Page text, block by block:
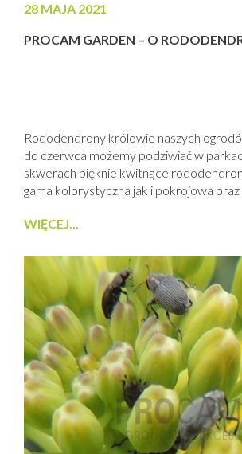
28 MAJA 2021
PROCAM GARDEN – O
Rododendrony królowie naszych
do czerwca możemy podziwiać w
skwerach pięknie kwitnące
gama kolorystyczna jak i pokrojowa oraz
popularnych roślin ozdobnych.
roślin. Rododendrony świetnie
naszego klimatu i bardzo rzadko...
WIĘCEJ...